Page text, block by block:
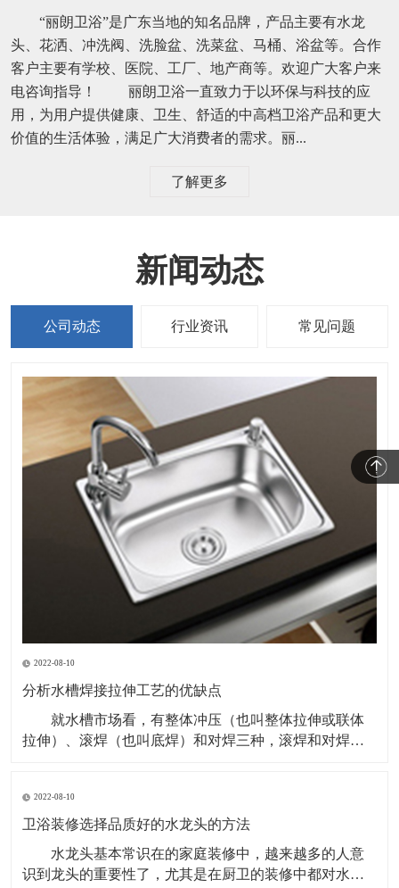
“丽朗卫浴”是广东当地的知名品牌，产品主要有水龙
头、花洒、冲洗阀、洗脸盆、洗菜盆、马桶、浴盆等。合作
客户主要有学校、医院、工厂、地产商等。欢迎广大客户来
电咨询指导！ 丽朗卫浴一直致力于以环保与科技的应
用，为用户提供健康、卫生、舒适的中高档卫浴产品和更大
价值的生活体验，满足广大消费者的需求。丽...
了解更多
新闻动态
公司动态 行业资讯 常见问题
2022-08-10
分析水槽焊接拉伸工艺的优缺点
就水槽市场看，有整体冲压（也叫整体拉伸或联体
拉伸）、滚焊（也叫底焊）和对焊三种，滚焊和对焊都
板，将两个槽体焊接到面板上，再进行修磨处理。工艺
中对槽体拉伸设备的要求低，一般在500吨以内的液压设
2022-08-10
卫浴装修选择品质好的水龙头的方法
水龙头基本常识在的家庭装修中，越来越多的人意
识到龙头的重要性了，尤其是在厨卫的装修中都对水龙